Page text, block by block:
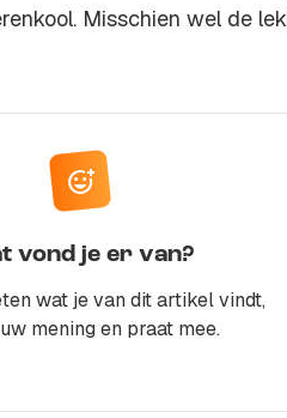
Misschien wel de
vond je er van?
wat je van dit artikel vindt,
mening en praat mee.